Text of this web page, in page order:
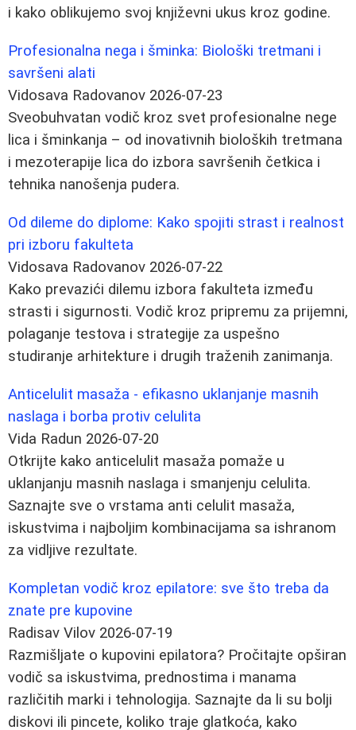
i kako oblikujemo svoj književni ukus kroz godine.
Profesionalna nega i šminka: Biološki tretmani i
savršeni alati
Vidosava Radovanov 2026-07-23
Sveobuhvatan vodič kroz svet profesionalne nege
lica i šminkanja – od inovativnih bioloških tretmana
i mezoterapije lica do izbora savršenih četkica i
tehnika nanošenja pudera.
Od dileme do diplome: Kako spojiti strast i realnost
pri izboru fakulteta
Vidosava Radovanov 2026-07-22
Kako prevazići dilemu izbora fakulteta između
strasti i sigurnosti. Vodič kroz pripremu za prijemni,
polaganje testova i strategije za uspešno
studiranje arhitekture i drugih traženih zanimanja.
Anticelulit masaža - efikasno uklanjanje masnih
naslaga i borba protiv celulita
Vida Radun 2026-07-20
Otkrijte kako anticelulit masaža pomaže u
uklanjanju masnih naslaga i smanjenju celulita.
Saznajte sve o vrstama anti celulit masaža,
iskustvima i najboljim kombinacijama sa ishranom
za vidljive rezultate.
Kompletan vodič kroz epilatore: sve što treba da
znate pre kupovine
Radisav Vilov 2026-07-19
Razmišljate o kupovini epilatora? Pročitajte opširan
vodič sa iskustvima, prednostima i manama
različitih marki i tehnologija. Saznajte da li su bolji
diskovi ili pincete, koliko traje glatkoća, kako